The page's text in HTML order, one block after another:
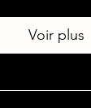
Voir plus